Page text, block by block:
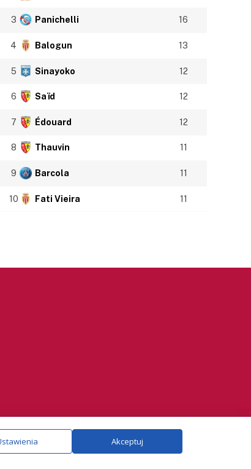
3 Panichelli 16
4 Balogun 13
5 Sinayoko 12
6 Saïd 12
7 Édouard 12
8 Thauvin 11
9 Barcola 11
10 Fati Vieira 11
Akceptuj